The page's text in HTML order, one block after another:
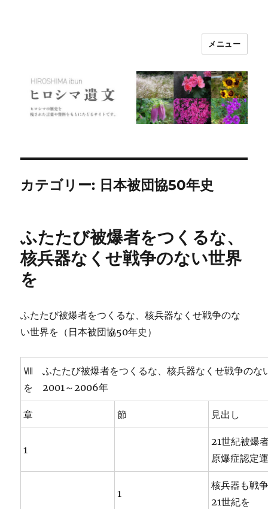
メニュー
カテゴリー: 日本被団協50年史
ふたたび被爆者をつくるな、
核兵器なくせ戦争のない世界
を
ふたたび被爆者をつくるな、核兵器なくせ戦争のな
い世界を（日本被団協50年史）
Ⅷ ふたたび被爆者をつくるな、核兵器なくせ戦争のな
を 2001～2006年
章 節 見出し
1
21世紀被爆
原爆症認定
1
核兵器も戦
21世紀を